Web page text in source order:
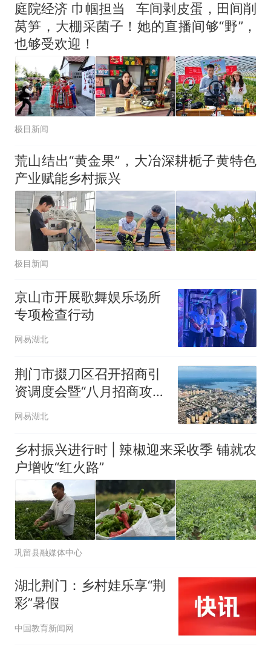
庭院经济 巾帼担当 车间剥皮蛋，田间削
莴笋，大棚采菌子！她的直播间够“野”，
也够受欢迎！
极目新闻
荒山结出“黄金果”，大冶深耕栀子黄特色
产业赋能乡村振兴
极目新闻
京山市开展歌舞娱乐场所
专项检查行动
网易湖北
荆门市掇刀区召开招商引
资调度会暨“八月招商攻坚
月”动员会议
网易湖北
乡村振兴进行时 | 辣椒迎来采收季 铺就农
户增收“红火路”
巩留县融媒体中心
湖北荆门：乡村娃乐享“荆
彩”暑假
中国教育新闻网